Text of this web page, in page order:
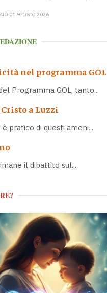
01 AGOSTO 2026
nel programma GOL
Programma GOL, tanto...
a Luzzi
pratico di questi ameni...
il dibattito sul...